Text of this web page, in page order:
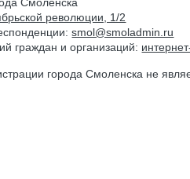
революции, 1/2
smol@smoladmin.ru
граждан и организаций:
города Смоленска не